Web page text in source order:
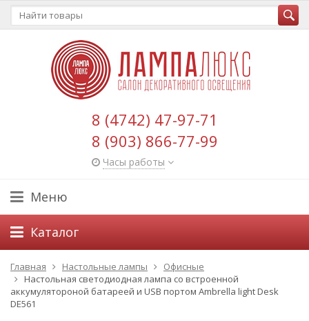
8 (4742) 47-97-71
8 (903) 866-77-99
Часы работы
Меню
Каталог
Главная Настольные лампы
Офисные
Настольная светодиодная лампа со встроенной
аккумулятороной батареей и USB портом Ambrella light Desk
DE561